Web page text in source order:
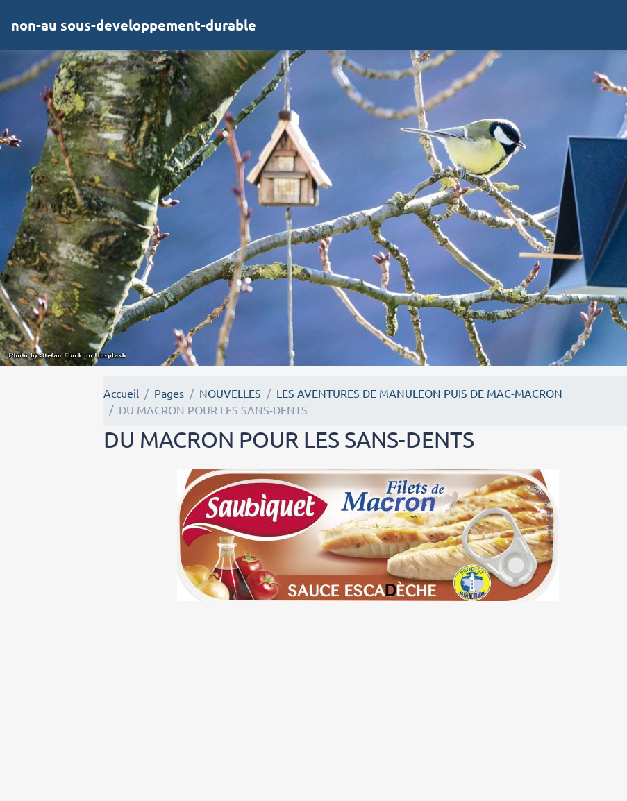
non-au sous-developpement-durable
Accueil Pages NOUVELLES
LES AVENTURES DE MANULEON PUIS DE MAC-MACRON
DU MACRON POUR LES SANS-DENTS
DU MACRON POUR LES SANS-DENTS